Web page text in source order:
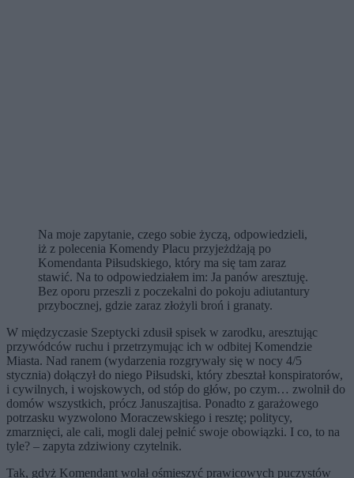
Na moje zapytanie, czego sobie życzą, odpowiedzieli,
iż z polecenia Komendy Placu przyjeżdżają po
Komendanta Piłsudskiego, który ma się tam zaraz
stawić. Na to odpowiedziałem im: Ja panów aresztuję.
Bez oporu przeszli z poczekalni do pokoju adiutantury
przybocznej, gdzie zaraz złożyli broń i granaty.
W międzyczasie Szeptycki zdusił spisek w zarodku, aresztując
przywódców ruchu i przetrzymując ich w odbitej Komendzie
Miasta. Nad ranem (wydarzenia rozgrywały się w nocy 4/5
stycznia) dołączył do niego Piłsudski, który zbeształ konspiratorów,
i cywilnych, i wojskowych, od stóp do głów, po czym… zwolnił do
domów wszystkich, prócz Januszajtisa. Ponadto z garażowego
potrzasku wyzwolono Moraczewskiego i resztę; politycy,
zmarznięci, ale cali, mogli dalej pełnić swoje obowiązki. I co, to na
tyle? – zapyta zdziwiony czytelnik.
Tak, gdyż Komendant wolał ośmieszyć prawicowych puczystów